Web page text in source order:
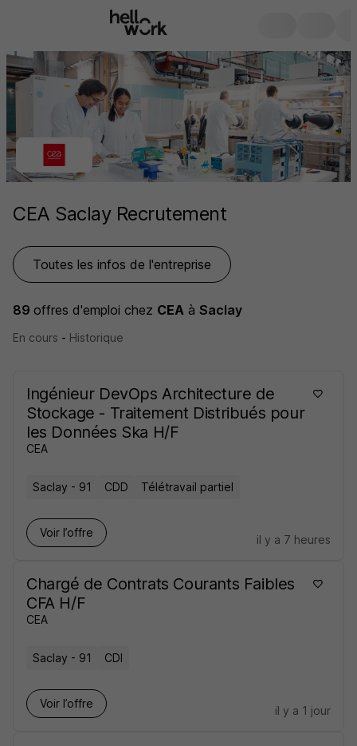
CEA Saclay Recrutement
Toutes les infos de l'entreprise
89 offres d'emploi chez CEA à Saclay
En cours - Historique
Ingénieur DevOps Architecture de
Stockage - Traitement Distribués pour
les Données Ska H/F
CEA
Saclay - 91 CDD Télétravail partiel
Voir l’offre
il y a 7 heures
Chargé de Contrats Courants Faibles
CFA H/F
CEA
Saclay - 91 CDI
Voir l’offre
il y a 1 jour